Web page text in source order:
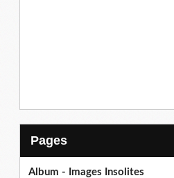
Pages
Album - Images Insolites